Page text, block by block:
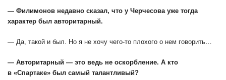
— Филимонов недавно сказал, что у Черчесова уже тогда
характер был авторитарный.
— Да, такой и был. Но я не хочу чего-то плохого о нем говорить…
— Авторитарный — это ведь не оскорбление. А кто
в «Спартаке» был самый талантливый?